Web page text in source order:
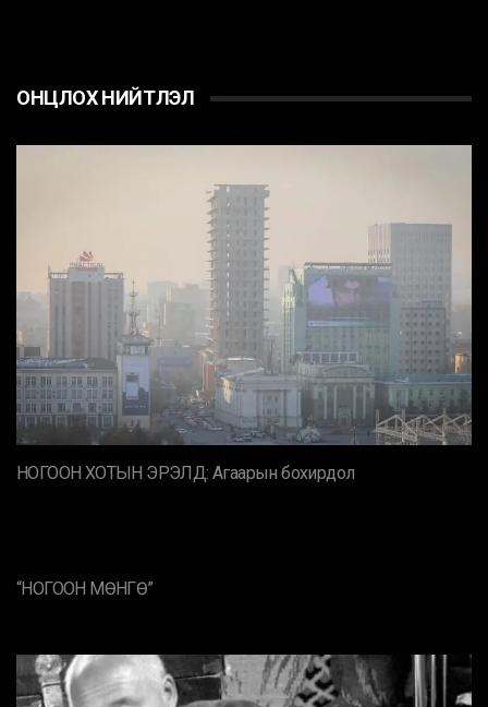
ОНЦЛОХ НИЙТЛЭЛ
НОГООН ХОТЫН ЭРЭЛД: Агаарын бохирдол
“НОГООН МӨНГӨ”